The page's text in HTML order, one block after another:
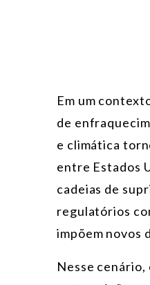
Em um
de
e climática
entre Estados
cadeias de
regulatórios
impõem novos
Nesse